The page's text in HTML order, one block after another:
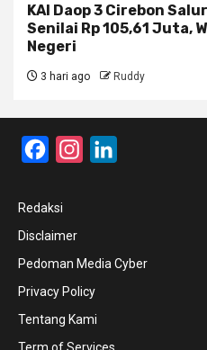
KAI Daop 3 Cirebon
Senilai Rp 105,61 Juta,
Negeri
3 hari ago Ruddy
FacebookInstagram
Redaksi
Disclaimer
Pedoman Media Cyber
Privacy Policy
Tentang Kami
Term of Services